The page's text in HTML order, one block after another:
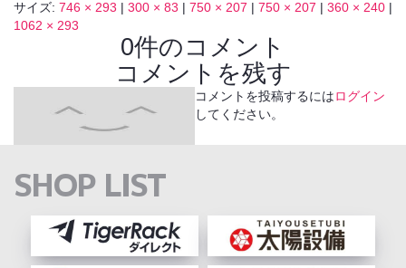
サイズ: 746 × 293 | 300 × 83 | 750 × 207 | 750 × 207 | 360 × 240 |
1062 × 293
0件のコメント
コメントを残す
コメントを投稿するにはログイン
してください。
SHOP LIST